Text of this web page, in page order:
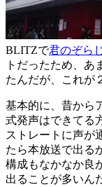
BLITZで君のぞら
トだったため、あ
たんだが、これが
基本的に、昔から
式発声はできてる
ストレートに声が
たら本放送で出る
構成もなかなか良
出ることが多いん